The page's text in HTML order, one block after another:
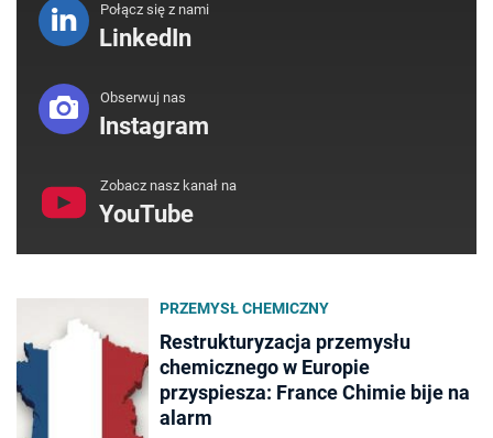
Połącz się z nami
LinkedIn
Obserwuj nas
Instagram
Zobacz nasz kanał na
YouTube
PRZEMYSŁ CHEMICZNY
Restrukturyzacja przemysłu
chemicznego w Europie
przyspiesza: France Chimie bije na
alarm